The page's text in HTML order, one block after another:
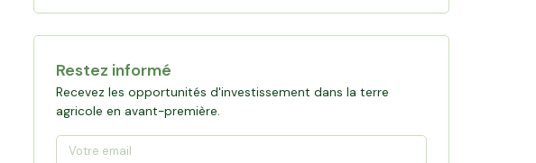
Restez informé
Recevez les opportunités d'investissement dans la terre
agricole en avant-première.